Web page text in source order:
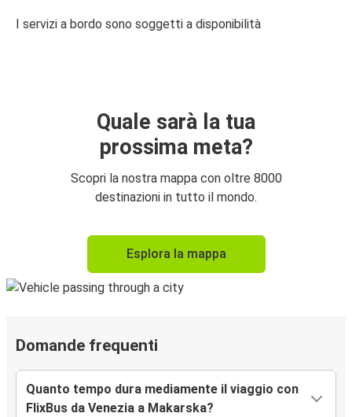
I servizi a bordo sono soggetti a disponibilità
Quale sarà la tua
prossima meta?
Scopri la nostra mappa con oltre 8000
destinazioni in tutto il mondo.
Esplora la mappa
Domande frequenti
Quanto tempo dura mediamente il viaggio con
FlixBus da Venezia a Makarska?